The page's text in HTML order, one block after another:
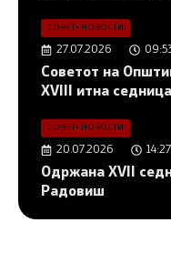
СОВЕТ• НОВОСТИ
27.07.2026
Советот на
XVIII итна седница
СОВЕТ• НОВОСТИ
20.07.2026 14:27
Одржана XVII
Радовиш